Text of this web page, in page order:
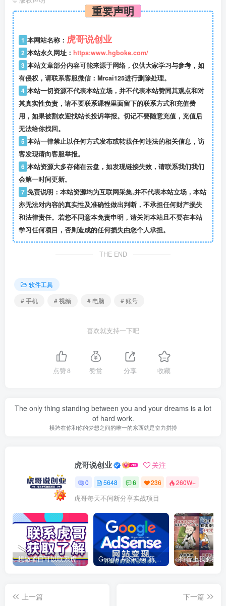
重要声明
1 本网站名称： 虎哥说创业
2 本站永久网址： https:www.hgboke.com/
3 本站文章部分内容可能来源于网络，仅供大家学习与参考，如
有侵权，请联系客服微信：Mrcai125进行删除处理。
4 本站一切资源不代表本站立场，并不代表本站赞同其观点和对
其真实性负责，请不要联系课程里面留下的联系方式和充值费
用，如果被割欢迎找站长投诉举报。切记不要随意充值，充值后
无法给你找回。
5 本站一律禁止以任何方式发布或转载任何违法的相关信息，访
客发现请向客服举报。
6 本站资源大多存储在云盘，如发现链接失效，请联系我们我们
会第一时间更新。
7 免责说明：本站资源均为互联网采集,并不代表本站立场，本站
亦无法对内容的真实性及准确性做出判断，不承担任何财产损失
和法律责任。若您不同意本免责申明，请关闭本站且不要在本站
学习任何项目，否则造成的任何损失由您个人承担。
THE END
软件工具
# 手机
# 视频 # 电脑 # 账号
喜欢就支持一下吧
点赞8 赞赏 分享 收藏
The only thing standing between you and your dreams is a lot
of hard work.
横跨在你和你的梦想之间的唯一的东西就是奋力拼搏
虎哥说创业 关注
0 5648 6 236 260W+
虎哥每天不间断分享实战项目
想做项目可以联系虎哥微信 虎哥一对一解答并且远程视频教学 Google AdSense 新手接入教程：虎哥手把手教你用网站赚取美元收入
上一篇
下一篇